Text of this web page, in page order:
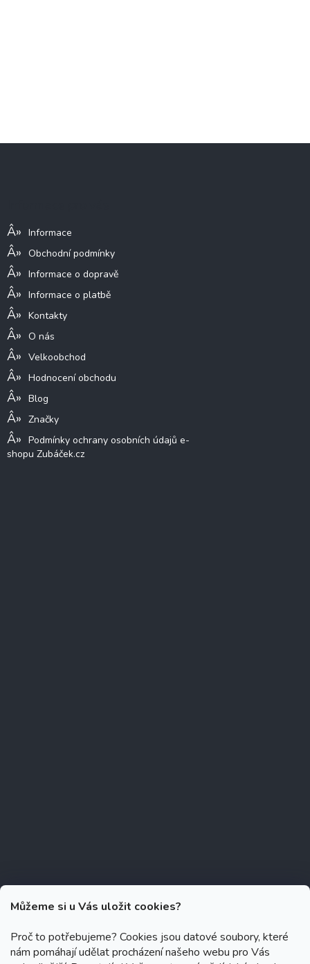
Můžeme si u Vás uložit cookies?
Proč to potřebujeme? Cookies jsou datové soubory, které
nám pomáhají udělat procházení našeho webu pro Vás
Informace
Obchodní podmínky
Informace o dopravě
Informace o platbě
Kontakty
O nás
Velkoobchod
Hodnocení obchodu
Blog
Značky
Podmínky ochrany osobních údajů e-
shopu Zubáček.cz